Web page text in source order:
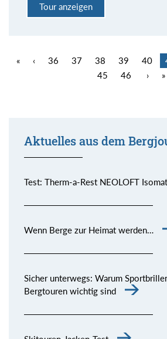
Tour anzeigen
« ‹ 36 37 38 39 40
45
46 › »
Aktuelles aus dem
Test: Therm-a-Rest NEOLOFT
Wenn Berge zur Heimat werden…
Sicher unterwegs: Warum
Bergtouren wichtig sind